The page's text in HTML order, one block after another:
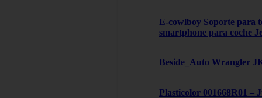
E-cowlboy Soporte para
smartphone para coche
Beside_Auto Wrangler
Plasticolor 001668R01 –